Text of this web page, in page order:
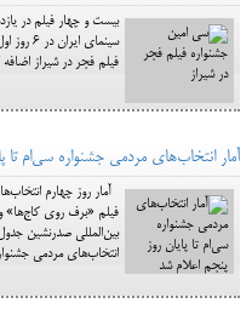
سینمای
فیلم فجر در شیراز
آمار انتخاب‌های مردمی جشنواره سی‌ام تا
آمار روز چهارم
فیلم «برف روی
انتخاب‌های مردمی